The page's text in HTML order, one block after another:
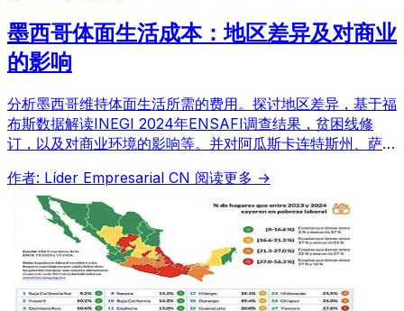
墨西哥体面生活成本：地区差异及对商业
的影响
分析墨西哥维持体面生活所需的费用。探讨地区差异，基于福
布斯数据解读INEGI 2024年ENSAFI调查结果，贫困线修
订，以及对商业环境的影响等。并对阿瓜斯卡连特斯州、萨卡
作者: Líder Empresarial CN 阅读更多 →